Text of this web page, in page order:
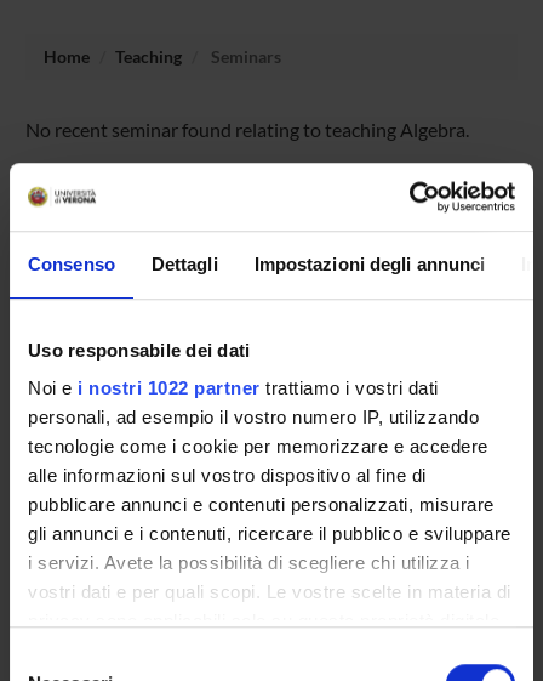
Consenso Dettagli Impostazioni degli annunci
Uso responsabile dei dati
Noi e i nostri 1022 partner trattiamo i vostri dati
personali, ad esempio il vostro numero IP, utilizzando
tecnologie come i cookie per memorizzare e accedere
alle informazioni sul vostro dispositivo al fine di
pubblicare annunci e contenuti personalizzati, misurare
gli annunci e i contenuti, ricercare il pubblico e sviluppare
i servizi. Avete la possibilità di scegliere chi utilizza i
vostri dati e per quali scopi. Le vostre scelte in materia di
Home Teaching Seminars
No recent seminar found relating to teaching Algebra.
STUDYING
PHD PROGRAMMES AND POSTGRADUATE
TRAINING
Contacts
People
Places
Calendar